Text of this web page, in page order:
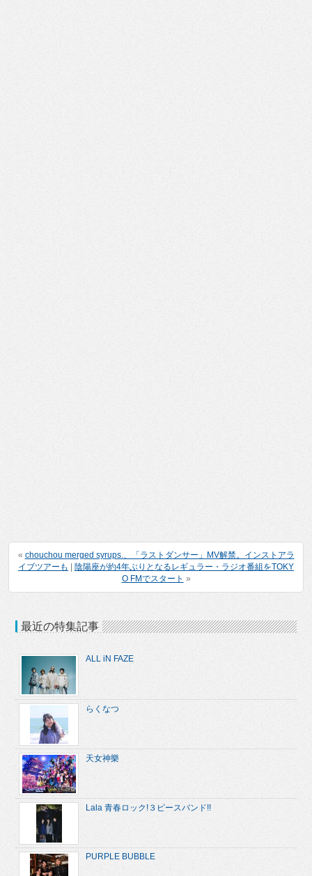
« chouchou merged syrups.、「ラストダンサー」MV解禁。インストアラ
イブツアーも
陰陽座が約4年ぶりとなるレギュラー・ラジオ番組をTOKY
O FMでスタート »
最近の特集記事
ALL iN FAZE
らくなつ
天女神樂
Lala 青春ロック!３ピースバンド!!
PURPLE BUBBLE